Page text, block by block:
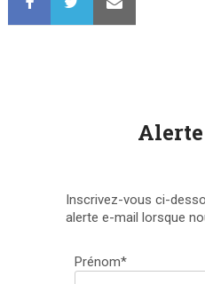
Inscrivez-vous ci-
alerte e-mail lorsque
Prénom*